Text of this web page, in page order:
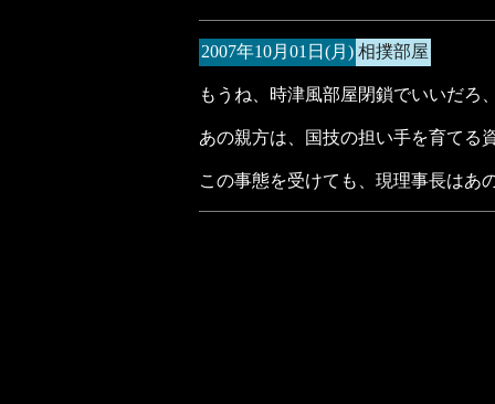
2007年10月01日(月) 相撲部屋
もうね、時津風部屋閉鎖でいいだろ
あの親方は、国技の担い手を育てる
この事態を受けても、現理事長はあ